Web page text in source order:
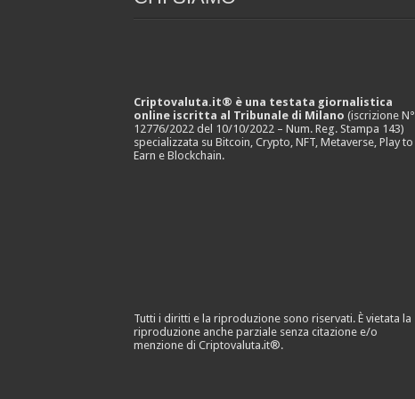
Criptovaluta.it® è una testata giornalistica
online iscritta al Tribunale di Milano (iscrizione N°
12776/2022 del 10/10/2022 – Num. Reg. Stampa 143)
specializzata su Bitcoin, Crypto, NFT, Metaverse, Play to
Earn e Blockchain.
Tutti i diritti e la riproduzione sono riservati. È vietata la
riproduzione anche parziale senza citazione e/o
menzione di Criptovaluta.it®.